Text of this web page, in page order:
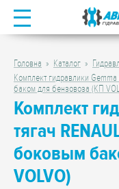
Головна Каталог
Комплект гидравлики
баком для бензовоза (КП
Комплект
тягач
боковым
VOLVO)